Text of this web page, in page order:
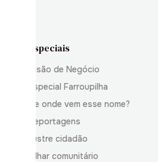
Especiais
Visão de Negócio
Especial Farroupilha
De onde vem esse nome?
Reportagens
Ilustre cidadão
Olhar comunitário